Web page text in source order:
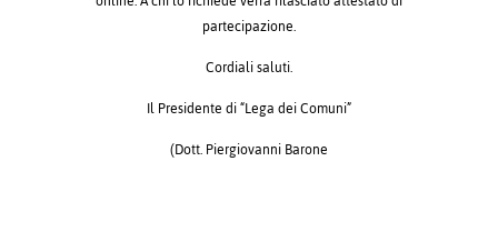
partecipazione.
Cordiali saluti.
Il Presidente di “Lega dei Comuni”
(Dott. Piergiovanni Barone